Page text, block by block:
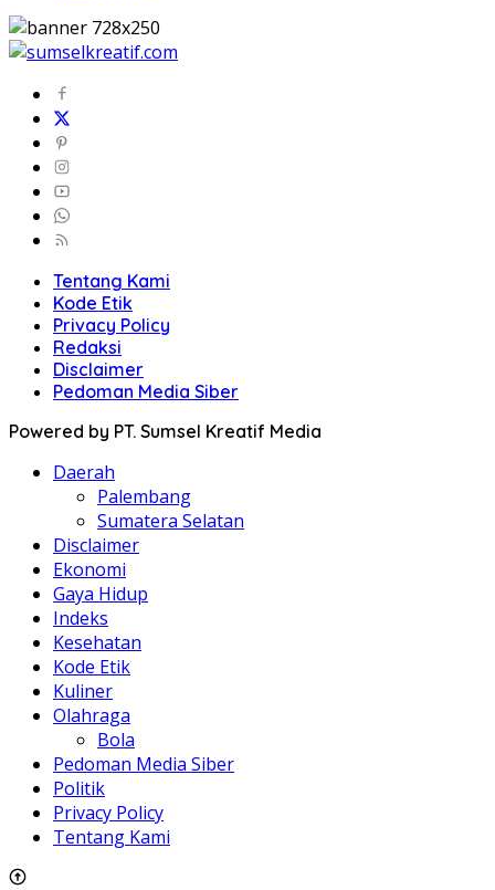
Tentang Kami
Kode Etik
Privacy Policy
Redaksi
Disclaimer
Pedoman Media Siber
Powered by PT. Sumsel Kreatif Media
Daerah
Palembang
Sumatera Selatan
Disclaimer
Ekonomi
Gaya Hidup
Indeks
Kesehatan
Kode Etik
Kuliner
Olahraga
Bola
Pedoman Media Siber
Politik
Privacy Policy
Tentang Kami